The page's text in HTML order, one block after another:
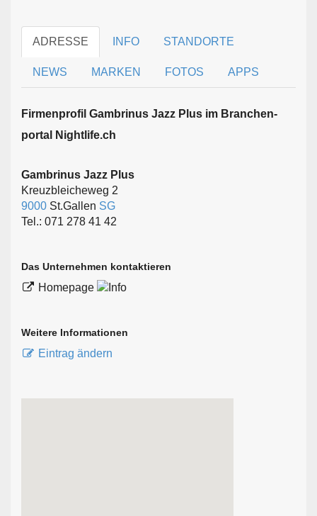
ADRESSE INFO STANDORTE
NEWS MARKEN FOTOS APPS
Firmen­profil Gambrinus Jazz Plus im Branchen­
portal Nightlife.ch
Gambrinus Jazz Plus
Kreuzbleicheweg 2
9000 St.Gallen SG
Tel.: 071 278 41 42
Das Unternehmen kontaktieren
Homepage
Weitere Informationen
Eintrag ändern